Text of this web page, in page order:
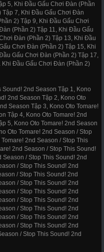
5, Khi Đầu Gấu Chơi Đàn (Phần
7, Khi Đầu Gấu Chơi Đàn
2) Tập 9, Khi Đầu Gấu Chơi
(Phần 2) Tập 11, Khi Đầu Gấu
Đàn (Phần 2) Tập 13, Khi Đầu
Chơi Đàn (Phần 2) Tập 15, Khi
Gấu Chơi Đàn (Phần 2) Tập 17,
Khi Đầu Gấu Chơi Đàn (Phần 2)
Sound! 2nd Season Tập 1, Kono
2nd Season Tập 2, Kono Oto
Season Tập 3, Kono Oto Tomare!
Tập 4, Kono Oto Tomare! 2nd
5, Kono Oto Tomare! 2nd Season
Oto Tomare! 2nd Season / Stop
2nd Season / Stop This
2nd Season / Stop This Sound!
/ Stop This Sound! 2nd
/ Stop This Sound! 2nd
/ Stop This Sound! 2nd
/ Stop This Sound! 2nd
/ Stop This Sound! 2nd
/ Stop This Sound! 2nd
/ Stop This Sound! 2nd
/ Stop This Sound! 2nd
/ Stop This Sound! 2nd
/ Stop This Sound! 2nd